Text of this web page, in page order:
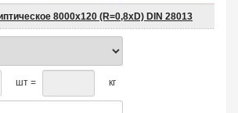
8000х120 (R=0,8хD) DIN 28013
шт = кг